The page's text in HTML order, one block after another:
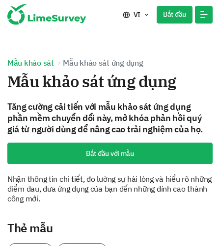
VI Bắt đầu
Mẫu khảo sát Mẫu khảo sát ứng dụng
Mẫu khảo sát ứng dụng
Tăng cường cải tiến với mẫu khảo sát ứng dụng
phần mềm chuyển đổi này, mở khóa phản hồi quý
giá từ người dùng để nâng cao trải nghiệm của họ.
Bắt đầu với mẫu
Nhận thông tin chi tiết, đo lường sự hài lòng và hiểu rõ những
điểm đau, đưa ứng dụng của bạn đến những đỉnh cao thành
công mới.
Thẻ mẫu